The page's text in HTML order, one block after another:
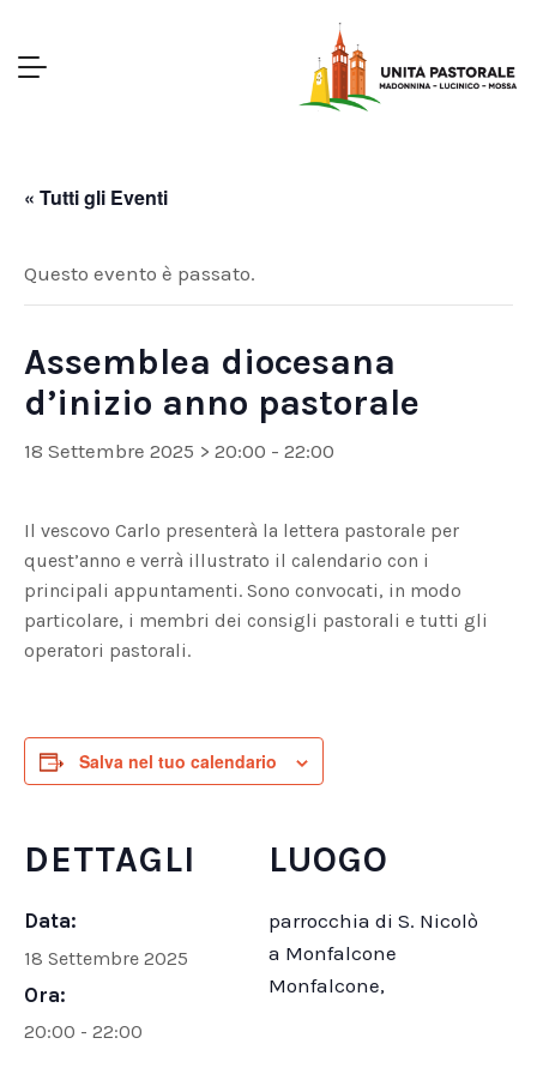
« Tutti gli Eventi
Questo evento è passato.
Assemblea diocesana
d’inizio anno pastorale
18 Settembre 2025 > 20:00 - 22:00
Il vescovo Carlo presenterà la lettera pastorale per
quest’anno e verrà illustrato il calendario con i
principali appuntamenti. Sono convocati, in modo
particolare, i membri dei consigli pastorali e tutti gli
operatori pastorali.
Salva nel tuo calendario
DETTAGLI
Data:
18 Settembre 2025
Ora:
20:00 - 22:00
LUOGO
parrocchia di S. Nicolò
a Monfalcone
Monfalcone,